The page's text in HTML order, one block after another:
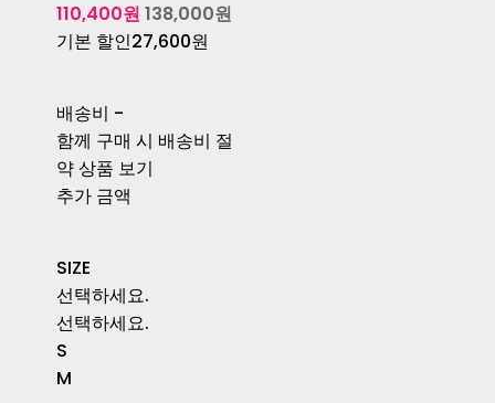
110,400원138,000원
기본 할인27,600원
배송비 -
함께 구매 시 배송비 절
약 상품 보기
추가 금액
SIZE
선택하세요.
선택하세요.
S
M